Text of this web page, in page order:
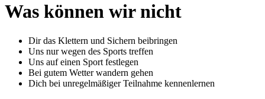
Was können wir nicht
Dir das Klettern und Sichern beibringen
Uns nur wegen des Sports treffen
Uns auf einen Sport festlegen
Bei gutem Wetter wandern gehen
Dich bei unregelmäßiger Teilnahme kennenlernen